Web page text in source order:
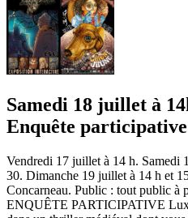
Samedi 18 juillet à
Enquête
Vendredi 17 juillet à 14 h. Samedi
30. Dimanche 19 juillet à 14 h et
Concarneau. Public : tout public à
ENQUÊTE PARTICIPATIVE